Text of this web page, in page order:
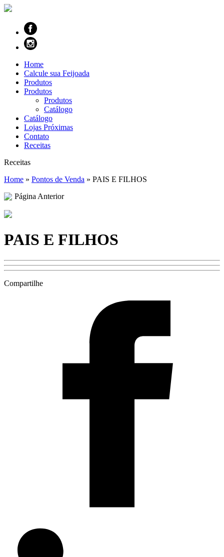
Home
Calcule sua Feijoada
Produtos
Produtos
Produtos
Catálogo
Catálogo
Lojas Próximas
Contato
Receitas
Receitas
Home » Pontos de Venda » PAIS E FILHOS
Página Anterior
PAIS E FILHOS
Compartilhe